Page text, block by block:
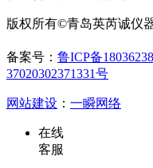
版权所有©青岛英芮诚仪
备案号： 鲁ICP备
37020302371331号
网站建设 ： 一瞬网络
在线
客服